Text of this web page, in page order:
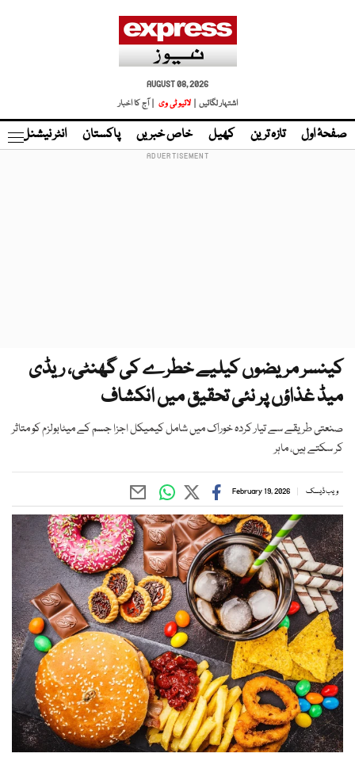
AUGUST 08, 2026
اشتہار لگائیں |
لائیو ٹی وی | آج کا اخبار
صفحۂ اول تازہ ترین کھیل خاص خبریں پاکستان انٹر نیشنل
کینسر مریضوں کیلیے خطرے کی گھنٹی، ریڈی
میڈ غذاؤں پر نئی تحقیق میں انکشاف
صنعتی طریقے سے تیار کردہ خوراک میں شامل کیمیکل اجزا جسم کے میٹابولزم کو متاثر
کر سکتے ہیں، ماہر
ویب ڈیسک February 19, 2026